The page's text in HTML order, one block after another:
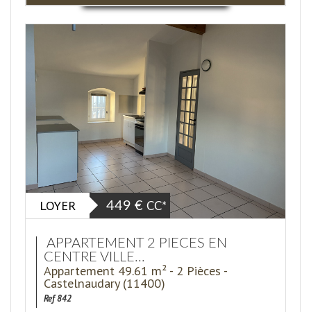
LOYER 449 € CC*
APPARTEMENT 2 PIECES EN
CENTRE VILLE...
Appartement 49.61 m² - 2 Pièces -
Castelnaudary (11400)
Ref 842